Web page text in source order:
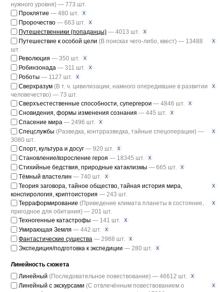
нужного уровня) — 773 шт.
Проклятие — 480 шт. x
Пророчество — 663 шт. x
Путешественники (попаданцы) — 4013 шт. x
Путешествие к особой цели (В поисках чего-либо, квест) — 13488
шт.
x
Революция — 350 шт. x
Робинзонада — 311 шт. x
Роботы — 1127 шт. x
Сверхразум (В т. ч. цивилизации, намного опередившие в развитии
человечество) — 73 шт.
x
Сверхъестественные способности, супергерои — 4846 шт. x
Сновидения, формы изменения сознания — 445 шт. x
Спасение мира — 2496 шт. x
Спецслужбы (Разведка, контрразведка, тайные спецоперации) —
3080 шт.
x
Спорт, культура и досуг — 920 шт. x
Становление/взросление героя — 18345 шт. x
Стихийные бедствия, природные катаклизмы — 665 шт. x
Тёмный властелин — 740 шт. x
Теория заговора, тайное общество, тайная история мира,
конспирология, криптоистория — 243 шт.
x
Терраформирование (Приведение климата планеты в состояние,
пригодное для обитания) — 201 шт.
x
Техногенные катастрофы — 141 шт. x
Умирающая Земля — 442 шт. x
Фантастические существа — 2988 шт. x
Экспедиция/подготовка к экспедиции — 280 шт. x
Линейность сюжета
Линейный (Последовательное повествование) — 46612 шт. x
Линейный с экскурсами (С отвлечённым повествованием о
x